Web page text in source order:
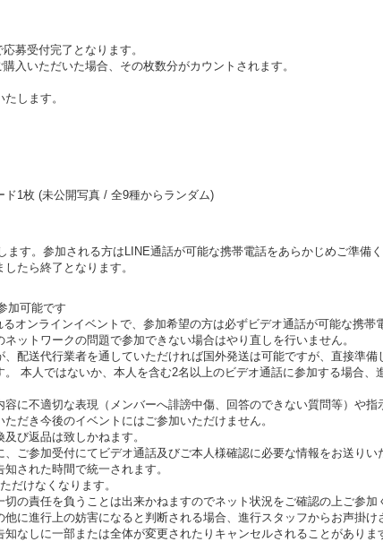
募受付完了となります。
入いただいた場合、その枚数分がカウントされます。
します。
1枚 (未公開写真 / 全9種からランダム)
ます。参加される方はLINE通話が可能な携帯電話をあらかじめご準備く
たら終了となります。
加可能です
るオンラインイベントで、参加希望の方は必ずビデオ通話が可能な携
ットワークの問題で参加できない場合はやり直しを行いません。
配送代行業者を通していただければ国外発送は可能ですが、直接準備
。 本人ではないか、本人を含む2名以上のビデオ通話に参加する場合
容に不適切な表現（メンバーへ誹謗中傷、回答のできない質問等）や
だき今後のイベントにはご参加いただけません。
び返品は致しかねます。
ご参加受付にてビデオ通話及びご本人様確認に必要な情報をお送りい
された時間で統一されます。
だけなくなります。
の責任を負うことは出来かねますのでネット状況をご確認の上ご参加
に進行上の妨害になると判断される場合、進行スタッフからお声掛け
なしに一部または全体が変更されたりキャンセルされることがありま